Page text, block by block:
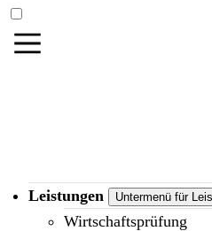
Leistungen Untermenü für
Wirtschaftsprüfung